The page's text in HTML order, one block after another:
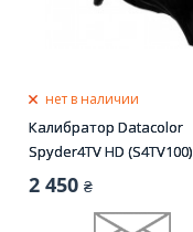
нет в наличии
Калибратор Datacolor
Spyder4TV HD (S4TV100)
2 450 ₴